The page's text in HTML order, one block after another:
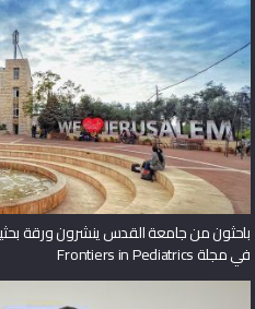
باحثون من جامعة القدس ينشرون ورقة
في مجلة Frontiers in Pediatrics